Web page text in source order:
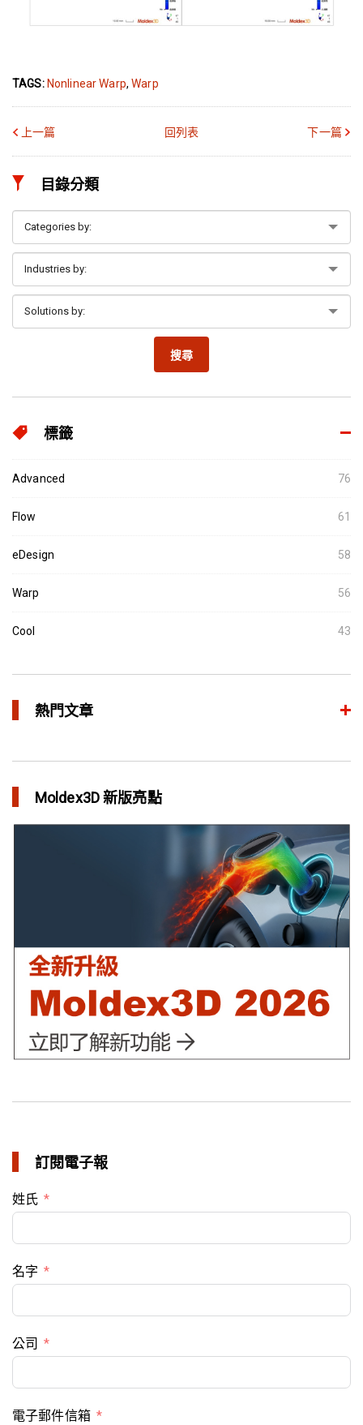
TAGS: Nonlinear Warp,Warp
上一篇 回列表 下一篇
目錄分類
搜尋
標籤
Advanced 76
Flow 61
eDesign 58
Warp 56
Cool 43
熱門文章
異型水路可行性驗證 縮短USB外殼生產週期
Moldex3D 新版亮點
訂閱電子報
姓氏
名字
公司
電子郵件信箱